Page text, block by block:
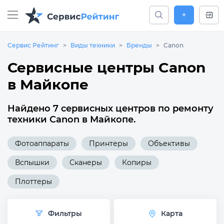
+
Сервис Рейтинг Виды техники Бренды Canon
Сервисные центры Canon
в Майкопе
Найдено 7 сервисных центров по ремонту
техники Canon в Майкопе.
Фотоаппараты Принтеры Объективы
Вспышки Сканеры Копиры
Плоттеры
Фильтры Карта